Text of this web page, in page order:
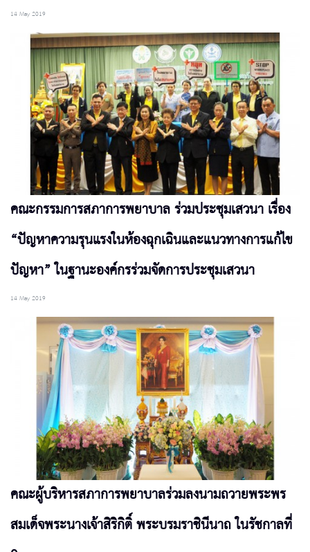
14 May 2019
คณะกรรมการสภาการพยาบาล ร่วมประชุมเสวนา เรื่อง
“ปัญหาความรุนแรงในห้องฉุกเฉินและแนวทางการแก้ไข
ปัญหา” ในฐานะองค์กรร่วมจัดการประชุมเสวนา
14 May 2019
คณะผู้บริหารสภาการพยาบาลร่วมลงนามถวายพระพร
สมเด็จพระนางเจ้าสิริกิติ์ พระบรมราชินีนาถ ในรัชกาลที่